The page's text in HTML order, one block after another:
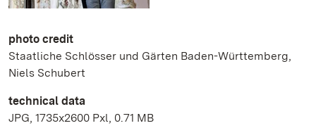
photo credit
Staatliche Schlösser und Gärten Baden-Württemberg,
Niels Schubert
technical data
JPG, 1735x2600 Pxl, 0.71 MB